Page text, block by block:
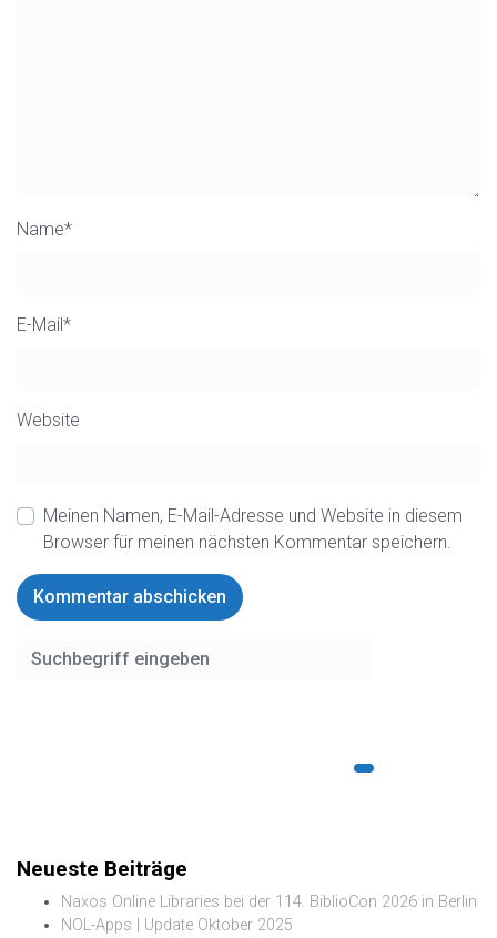
Name*
E-Mail*
Website
Meinen Namen, E-Mail-Adresse und Website in diesem
Browser für meinen nächsten Kommentar speichern.
Neueste Beiträge
Naxos Online Libraries bei der 114. BiblioCon 2026 in Berlin
NOL-Apps | Update Oktober 2025